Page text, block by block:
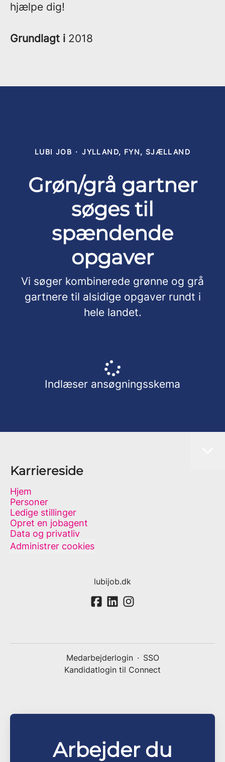
hjælpe dig!
Grundlagt i 2018
LUBI JOB · JYLLAND, FYN, SJÆLLAND
Grøn/grå gartner
søges til
spændende
opgaver
Vi søger kombinerede grønne og grå
gartnere til alsidige opgaver rundt i
hele landet.
Indlæser ansøgningsskema
Karriereside
Hjem
Personer
Ledige stillinger
Opret en jobagent
Data og privatliv
Administrer cookies
lubijob.dk
Medarbejderlogin · SSO
Kandidatlogin til Connect
Arbejder du